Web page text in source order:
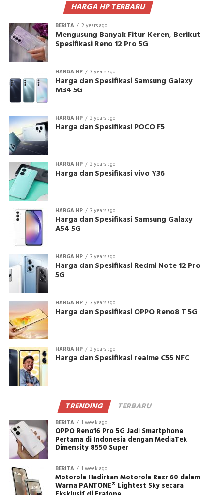
HARGA HP TERBARU
BERITA 2 years ago
Mengusung Banyak Fitur Keren, Berikut
Spesifikasi Reno 12 Pro 5G
HARGA HP 3 years ago
Harga dan Spesifikasi Samsung Galaxy
M34 5G
HARGA HP 3 years ago
Harga dan Spesifikasi POCO F5
HARGA HP 3 years ago
Harga dan Spesifikasi vivo Y36
HARGA HP 3 years ago
Harga dan Spesifikasi Samsung Galaxy
A54 5G
HARGA HP 3 years ago
Harga dan Spesifikasi Redmi Note 12 Pro
5G
HARGA HP 3 years ago
Harga dan Spesifikasi OPPO Reno8 T 5G
HARGA HP 3 years ago
Harga dan Spesifikasi realme C55 NFC
TRENDING TERBARU
BERITA 1 week ago
OPPO Reno16 Pro 5G Jadi Smartphone
Pertama di Indonesia dengan MediaTek
Dimensity 8550 Super
BERITA 1 week ago
Motorola Hadirkan Motorola Razr 60 dalam
Warna PANTONE® Lightest Sky secara